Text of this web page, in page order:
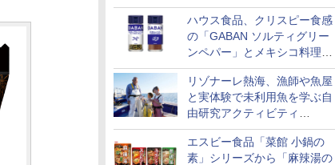
リポストキャンペーン実施
ハウス食品、クリスピー食感
の「GABAN ソルティグリー
ンペパー」とメキシコ料理に
合う「GABAN チポトレペパ
ー」発売
リゾナーレ熱海、漁師や魚屋
と実体験で未利用魚を学ぶ自
由研究アクティビティ
「Fisherman's Academy」を
実施中
エスビー食品「菜館 小鍋の
素」シリーズから「麻辣湯の